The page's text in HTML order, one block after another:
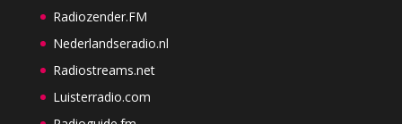
Radiozender.FM
Nederlandseradio.nl
Radiostreams.net
Luisterradio.com